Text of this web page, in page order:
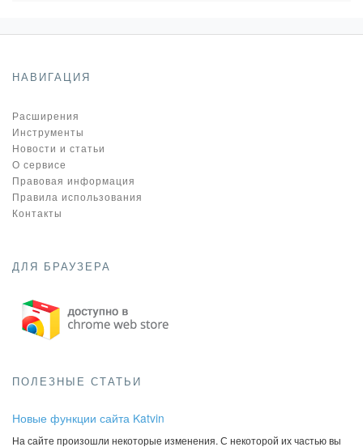
НАВИГАЦИЯ
Расширения
Инструменты
Новости и статьи
О сервисе
Правовая информация
Правила использования
Контакты
ДЛЯ БРАУЗЕРА
ПОЛЕЗНЫЕ СТАТЬИ
Новые функции сайта Katvin
На сайте произошли некоторые изменения. С некоторой их частью вы